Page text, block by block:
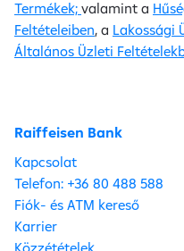
Termékek; valamint a
Feltételeiben, a Lakossági
Általános Üzleti
Raiffeisen Bank
Kapcsolat
Telefon: +36 80 488 588
Fiók- és ATM kereső
Karrier